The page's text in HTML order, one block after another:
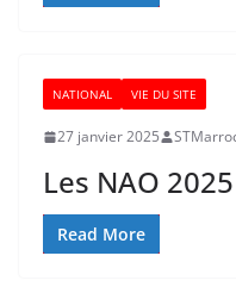
NATIONAL VIE DU SITE
27 janvier 2025
Les NAO
Read More